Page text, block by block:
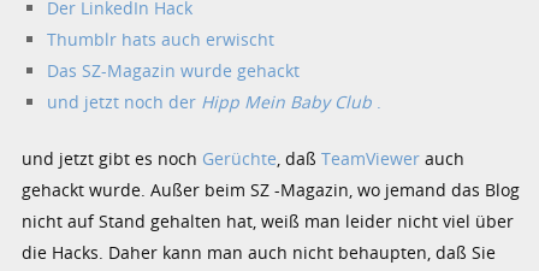
Der LinkedIn Hack
Thumblr hats auch erwischt
Das SZ-Magazin wurde gehackt
und jetzt noch der Hipp Mein Baby Club .
und jetzt gibt es noch Gerüchte, daßTeamViewer auch
gehackt wurde. Außer beim SZ -Magazin, wo jemand das Blog
nicht auf Stand gehalten hat, weiß man leider nicht viel über
die Hacks. Daher kann man auch nicht behaupten, daß Sie